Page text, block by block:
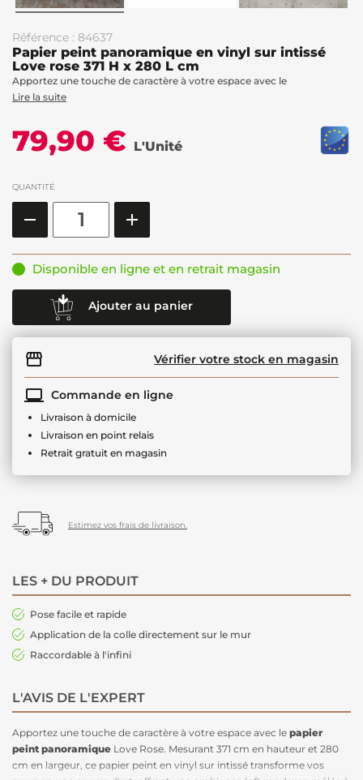
Référence : 84637
Papier peint panoramique en vinyl sur intissé
Love rose 371 H x 280 L cm
Apportez une touche de caractère à votre espace avec le
Lire la suite
79,90 € L'Unité
QUANTITÉ
Disponible en ligne et en retrait magasin
Ajouter au panier
Vérifier votre stock en magasin
Commande en ligne
Livraison à domicile
Livraison en point relais
Retrait gratuit en magasin
Estimez vos frais de livraison.
LES + DU PRODUIT
Pose facile et rapide
Application de la colle directement sur le mur
Raccordable à l'infini
L'AVIS DE L'EXPERT
Apportez une touche de caractère à votre espace avec le papier
peint panoramique Love Rose. Mesurant 371 cm en hauteur et 280
cm en largeur, ce papier peint en vinyl sur intissé transforme vos